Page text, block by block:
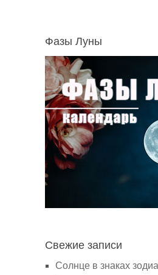
Фазы Луны
Свежие записи
Солнце в знаках